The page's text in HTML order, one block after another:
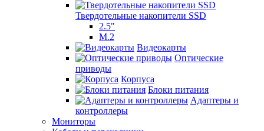
Твердотельные накопители SSD
2.5"
M.2
Видеокарты
Оптические
приводы
Корпуса
Блоки питания
Адаптеры и
контроллеры
Мониторы